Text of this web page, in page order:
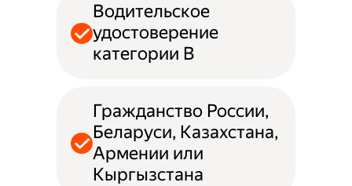
Водительское
удостоверение
категории B
Гражданство России,
Беларуси, Казахстана,
Армении или
Кыргызстана